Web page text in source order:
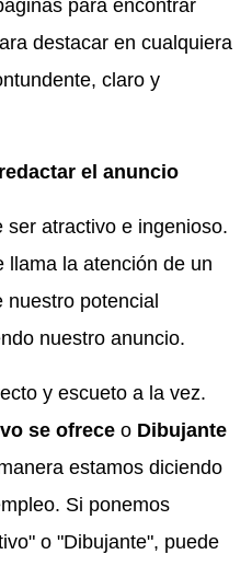
para encontrar
destacar en cualquiera
claro y
el anuncio
ser atractivo e ingenioso.
llama la atención de un
nuestro potencial
nuestro anuncio.
y escueto a la vez.
se ofreceo Dibujante
estamos diciendo
Si ponemos
o "Dibujante", puede